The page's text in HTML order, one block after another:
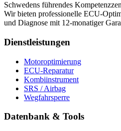
Schwedens führendes
Wir bieten professionelle ECU-
und Diagnose mit 12-monatiger
Dienstleistungen
Motoroptimierung
ECU-Reparatur
Kombiinstrument
SRS / Airbag
Wegfahrsperre
Datenbank & Tools